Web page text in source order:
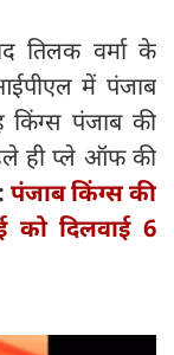
तिलक वर्मा के
में पंजाब
किंग्स पंजाब की
ही प्ले ऑफ की
पंजाब किंग्स की
को दिलवाई 6